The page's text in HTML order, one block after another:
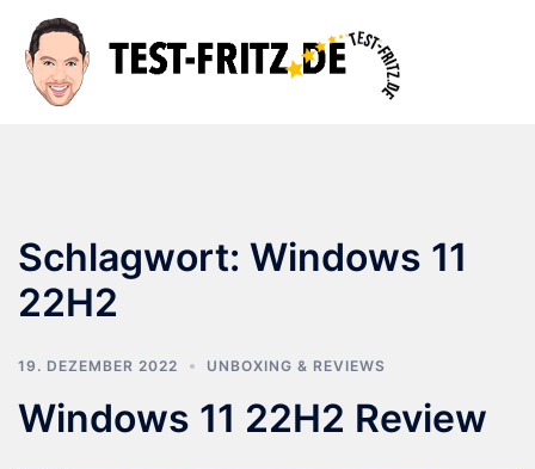
Inhalt
springen
Schlagwort: Windows 11
22H2
19. DEZEMBER 2022 UNBOXING & REVIEWS
Windows 11 22H2 Review